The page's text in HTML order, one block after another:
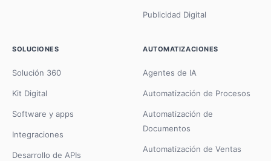
Publicidad Digital
SOLUCIONES
Solución 360
Kit Digital
Software y apps
Integraciones
Desarrollo de APIs
AUTOMATIZACIONES
Agentes de IA
Automatización de Procesos
Automatización de
Documentos
Automatización de Ventas